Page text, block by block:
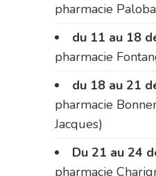
pharmacie
du 11 au 18
pharmacie
du 18 au 21
pharmacie
Jacques)
Du 21 au 24
pharmacie